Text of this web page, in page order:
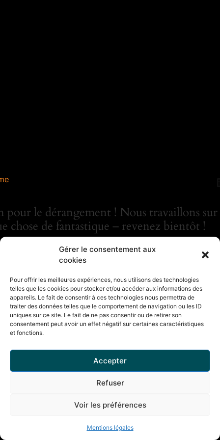
Gérer le consentement aux
cookies
Pour offrir les meilleures expériences, nous utilisons des technologies
telles que les cookies pour stocker et/ou accéder aux informations des
appareils. Le fait de consentir à ces technologies nous permettra de
traiter des données telles que le comportement de navigation ou les ID
uniques sur ce site. Le fait de ne pas consentir ou de retirer son
consentement peut avoir un effet négatif sur certaines caractéristiques
et fonctions.
Accepter
Refuser
Voir les préférences
Mentions légales
pour le dérangement ! Nous travaillons sur
chose de fantastique – revenez bientôt !